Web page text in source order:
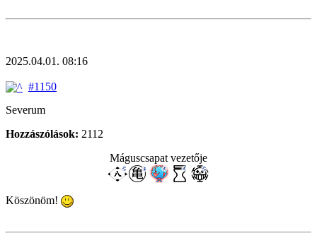
2025.04.01. 08:16
#1150
Severum
Hozzászólások: 2112
Máguscsapat vezetője
Köszönöm!